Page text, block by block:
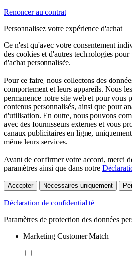
Renoncer au contrat
Personnalisez votre expérience d'achat
Ce n'est qu'avec votre consentement
des cookies et d'autres technologies
d'achat personnalisée.
Pour ce faire, nous collectons des
comportement et leurs appareils. Nous
permanence notre site web et pour vous
contenus personnalisés, ainsi que pour
d'utilisation. En outre, nous pouvons
avec des fournisseurs externes et vous
canaux publicitaires en ligne,
même leurs services.
Avant de confirmer votre accord, merci
paramètres ainsi que dans notre
Accepter Nécessaires uniquement
Déclaration de confidentialité
Paramètres de protection des données
Marketing Customer Match